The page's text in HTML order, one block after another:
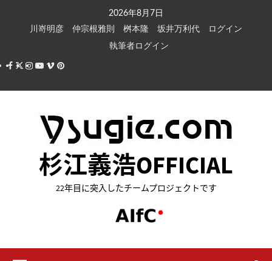
キ
2026年8月7日
川嵜明彦
仲宗根雅則 桝本隆 坂井万利代
ログイン
執筆者ログイン
Facebook
X Instagram
Youtube
VimeoPinterest
杉江義浩OFFICIAL
22年目に突入したチームプロジェクトです